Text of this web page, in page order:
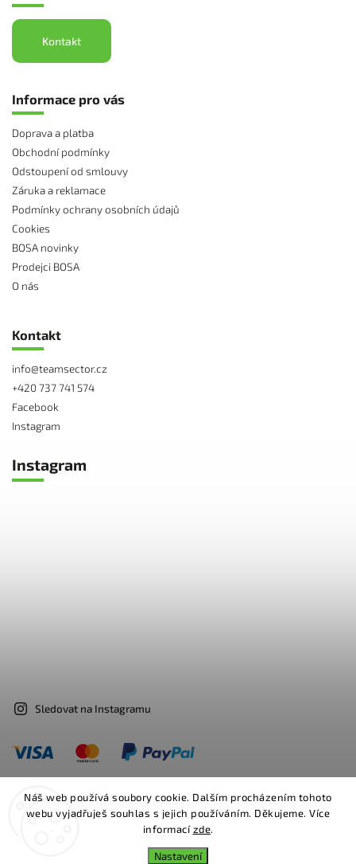
Náš web používá soubory cookie. Dalším procházením tohoto
webu vyjadřuješ souhlas s jejich používáním. Děkujeme. Více
informacízde.
Nastavení
Kontakt
Informace pro vás
Doprava a platba
Obchodní podmínky
Odstoupení od smlouvy
Záruka a reklamace
Podmínky ochrany osobních údajů
Cookies
BOSA novinky
Prodejci BOSA
O nás
Kontakt
info@teamsector.cz
+420 737 741 574
Facebook
Instagram
Instagram
Sledovat na Instagramu
FacebookInstagram